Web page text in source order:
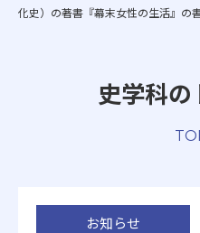
学生生活
化史）の著書『幕末女性の生活』の
史学科
お知らせ